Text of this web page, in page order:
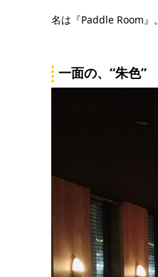
名は『Paddle Room』。
一面の、“朱色”